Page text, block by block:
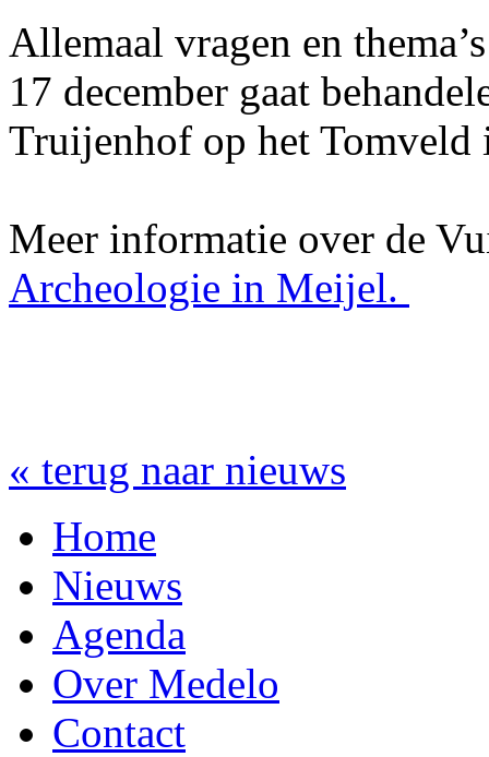
Allemaal vragen en
17 december gaat
Truijenhof op het
Meer informatie over de
Archeologie in Meijel.
« terug naar nieuws
Home
Nieuws
Agenda
Over Medelo
Contact